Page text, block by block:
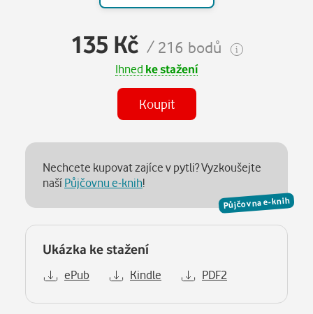
135 Kč / 216 bodů
Ihned ke stažení
Koupit
Půjčovna e-knih
Nechcete kupovat zajíce v pytli? Vyzkoušejte
našíPůjčovnu e-knih!
Ukázka ke stažení
ePub Kindle PDF2